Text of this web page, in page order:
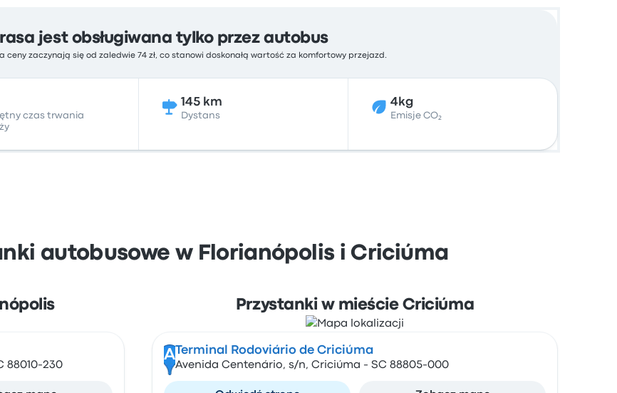
jest obsługiwana tylko przez autobus
ceny zaczynają się od zaledwie 74 zł, co stanowi doskonałą wartość za komfortowy przejazd.
czas trwania
145 km
Dystans
4kg
Emisje CO₂
autobusowe w Florianópolis i Criciúma
88010-230
Przystanki w mieście Criciúma
A Terminal Rodoviário de Criciúma
Avenida Centenário, s/n, Criciúma - SC 88805-000